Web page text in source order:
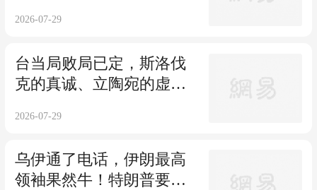
2026-07-29
台当局败局已定，斯洛伐
克的真诚、立陶宛的虚伪
2026-07-29
乌伊通了电话，伊朗最高
领袖果然牛！特朗普要气